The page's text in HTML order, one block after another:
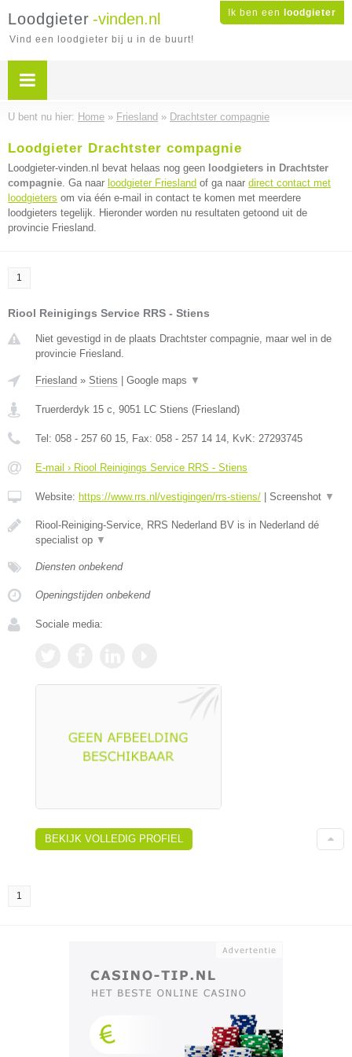
Ik ben een loodgieter
Loodgieter -vinden.nl
Vind een loodgieter bij u in de buurt!
U bent nu hier: Home » Friesland » Drachtster compagnie
Loodgieter Drachtster compagnie
Loodgieter-vinden.nl bevat helaas nog geen loodgieters in Drachtster
compagnie. Ga naar loodgieter Friesland of ga naar direct contact met
loodgieters om via één e-mail in contact te komen met meerdere
loodgieters tegelijk. Hieronder worden nu resultaten getoond uit de
provincie Friesland.
1
Riool Reinigings Service RRS - Stiens
Niet gevestigd in de plaats Drachtster compagnie, maar wel in de
provincie Friesland.
Friesland » Stiens Google maps ▼
Truerderdyk 15 c, 9051 LC Stiens (Friesland)
Tel: 058 - 257 60 15, Fax: 058 - 257 14 14, KvK: 27293745
E-mail › Riool Reinigings Service RRS - Stiens
Website: https://www.rrs.nl/vestigingen/rrs-stiens/ Screenshot ▼
Riool-Reiniging-Service, RRS Nederland BV is in Nederland dé
specialist op ▼
Diensten onbekend
Openingstijden onbekend
Sociale media:
BEKIJK VOLLEDIG PROFIEL
1